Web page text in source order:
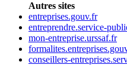
Autres sites
entreprises.gouv.fr
entreprendre.service-
mon-entreprise.urssaf.fr
conseillers-